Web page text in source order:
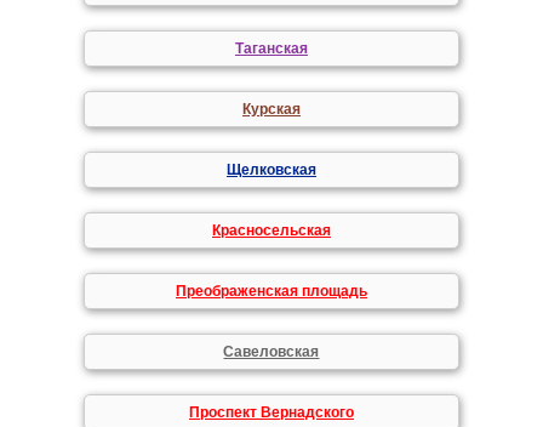
Таганская
Курская
Щелковская
Красносельская
Преображенская площадь
Савеловская
Проспект Вернадского